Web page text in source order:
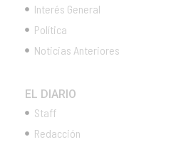
Interés General
Política
Noticias Anteriores
EL DIARIO
Staff
Redacción